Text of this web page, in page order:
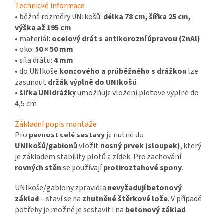
Technické informace
• běžné rozměry UNIkošů: délka 78 cm, šířka 25 cm,
výška až 195 cm
• materiál: ocelový drát s antikorozní úpravou (ZnAl)
• oko:50 × 50 mm
• síla drátu:4 mm
• do UNIkoše koncového a průběžného s drážkou lze
zasunout držák výplně do UNIkošů
•šířka UNIdrážkyumožňuje vložení plotové výplně do
4,5 cm
Základní popis montáže
Pro pevnost celé sestavyje nutné do
UNIkošů/gabionůvložit nosný prvek (sloupek), který
je základem stability plotů a zídek. Pro zachování
rovných stěnse používajíprotiroztahové spony.
UNIkoše/gabiony zpravidla nevyžadují betonový
základ– staví se na zhutněné štěrkové lože. V případě
potřeby je možné je sestavit i na betonový základ.